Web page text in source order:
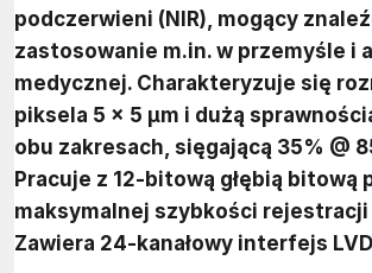
podczerwieni (NIR), mogący
zastosowanie m.in. w przemyśle i
medycznej. Charakteryzuje się
piksela 5 x 5 µm i dużą
obu zakresach, sięgającą 35% @
Pracuje z 12-bitową głębią bitową
maksymalnej szybkości
Zawiera 24-kanałowy interfejs